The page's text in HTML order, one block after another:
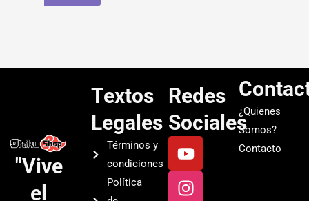
"Vive
el
Textos
Legales
Términos y
condiciones
Política
Redes
Sociales
Y
o
u
t
I
n
s
t
T
i
k
t
S
p
o
t
¿Quienes
Somos?
Contacto